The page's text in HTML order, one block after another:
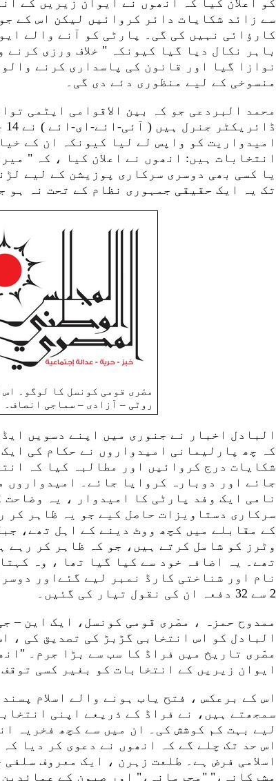
سے زائد شکایات دائر کروائیں لیکن اس کے
کارؤائی نہیں کی گی۔ پارٹی کو آنے والے
باہر نکال دیا گیا کیونکہ " خلاف ورزی
نوازا گیا اور قانون کی پاسداری کرنے
منسوخی کے لیے منظوری دئے دی گی۔
محمد البردعی جو کہ بین الاقوامی ایٹمی
امیدواریت کو واپس لے لیا کیونکہ ان کے
انتخابات ہیں: انھوں نے اعلان کیا ، کہ "
یا کسی بھی دوسری سرکاری پوزیشن کے لیے
تک یہ ایک حقیقی جمہوری نظام کے تحت نہ ہو
مصّری قومی کونسل کا لوگو۔ اس
روٹی – آزادی – سماجی انصاف۔
البادل اخبار نے جنوری میں اپنے دسویں
کہ چھ پارلیمانی امیدواروں نے حکام کی ایک
شکایات درج کروائیں اور مطالبہ کیا کہ
جائے اور دوبارہ کروایا جائے۔ امیدواروں
نامی ایک وفد پارٹی کا امیدوار ، یہ
تھے۔ یہ اضافہ خود سے کیا گیا تھا ، وہ
نام اور شناختی کارڈ نمبر لیے گئےاور
2 سے 32 دفعہ ان کی نقول تیار کی گئیں۔
ممدوح حمزہ ، مصّری قومی کونسل، ایک این –
البادل کو اس انتخابی گڑبڑ کی تصدیق کی ،
مصّری تاریخ میں فراڈ کا سب سے بڑا جرم۔
ایوان زیریں کے انتخابات کو بغیر کسی
اس کے برعکس ، فتح یاب ہونے والے اسلام
سمجھتے ہیں، نے فراڈ کے ذریعے اپنی
لیے بہت کم کوشش کی۔ ان میں سے کچھ فخریہ
اس حد تک چلے گے کہ انھوں نے دعوی کر دیا
اسلامی فرض ہے۔ طلعت زہرن ، ایک معروف
مشرکانہ،" "مجرمانہ،" اور صیون کے